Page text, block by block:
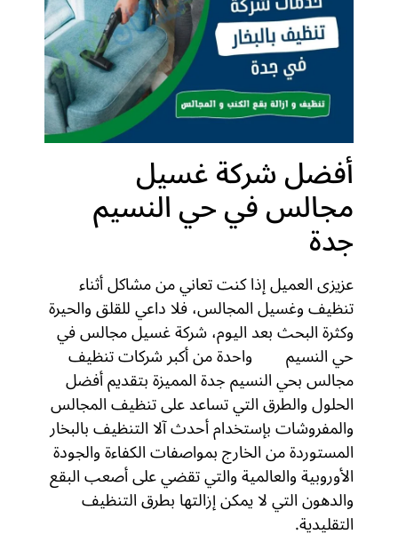
أفضل شركة غسيل
مجالس في حي النسيم
جدة
عزيزى العميل إذا كنت تعاني من مشاكل أثناء
تنظيف وغسيل المجالس، فلا داعي للقلق والحيرة
وكثرة البحث بعد اليوم، شركة غسيل مجالس في
حي النسيم واحدة من أكبر شركات تنظيف
مجالس بحي النسيم جدة المميزة بتقديم أفضل
الحلول والطرق التي تساعد على تنظيف المجالس
والمفروشات بإستخدام أحدث آلا التنظيف بالبخار
المستوردة من الخارج بمواصفات الكفاءة والجودة
الأوروبية والعالمية والتي تقضي على أصعب البقع
والدهون التي لا يمكن إزالتها بطرق التنظيف
التقليدية.